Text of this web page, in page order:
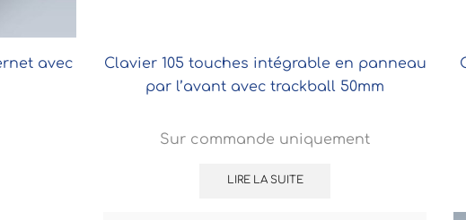
avec
Clavier 105 touches intégrable en panneau
par l’avant avec trackball 50mm
Sur commande uniquement
LIRE LA SUITE